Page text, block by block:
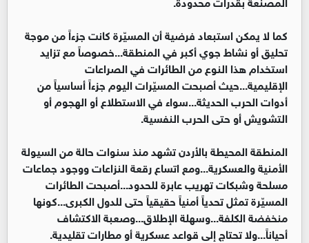
كما لا يمكن استبعاد فرضية أن المسيّرة كانت جزءاً من موجة
تحليق أو نشاط جوي أكبر في المنطقة...خصوصاً مع تزايد
استخدام هذا النوع من الطائرات في الصراعات
الإقليمية...حيث أصبحت المسيّرات اليوم جزءاً أساسياً من
أدوات الحرب الحديثة...سواء في الاستطلاع أو الهجوم أو
التشويش أو حتى الحرب النفسية.
المنطقة المحيطة بالأردن تشهد منذ سنوات حالة من السيولة
الأمنية والعسكرية...ومع اتساع رقعة النزاعات ووجود جماعات
مسلحة وشبكات تهريب عابرة للحدود...أصبحت الطائرات
المسيّرة تمثل تحدياً أمنياً حقيقياً حتى للدول الكبرى...كونها
منخفضة الكلفة...وسهلة الإطلاق...وصعبة الاكتشاف
أحياناً...ولا تحتاج إلى قواعد عسكرية أو مطارات تقليدية.